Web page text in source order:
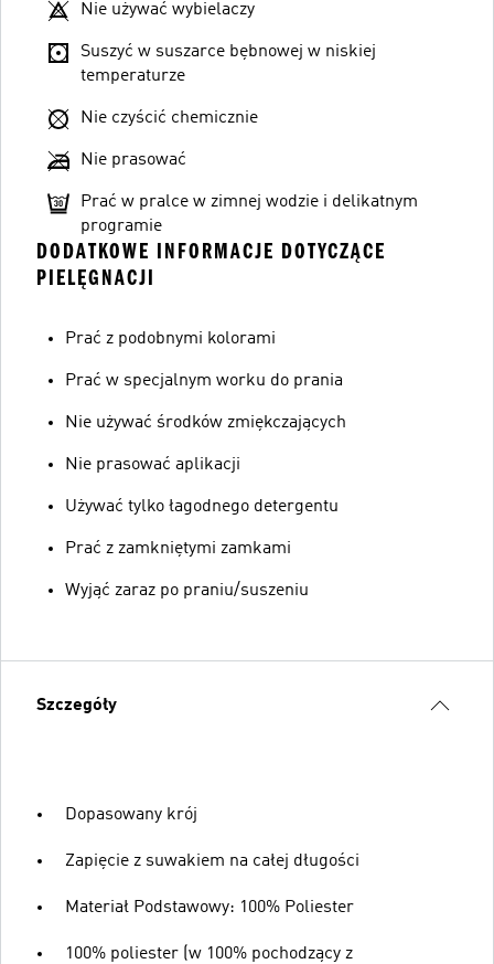
Nie używać wybielaczy
Suszyć w suszarce bębnowej w niskiej
temperaturze
Nie czyścić chemicznie
Nie prasować
Prać w pralce w zimnej wodzie i delikatnym
programie
DODATKOWE INFORMACJE DOTYCZĄCE
PIELĘGNACJI
Prać z podobnymi kolorami
Prać w specjalnym worku do prania
Nie używać środków zmiękczających
Nie prasować aplikacji
Używać tylko łagodnego detergentu
Prać z zamkniętymi zamkami
Wyjąć zaraz po praniu/suszeniu
Szczegóły
Dopasowany krój
Zapięcie z suwakiem na całej długości
Materiał Podstawowy: 100% Poliester
100% poliester (w 100% pochodzący z